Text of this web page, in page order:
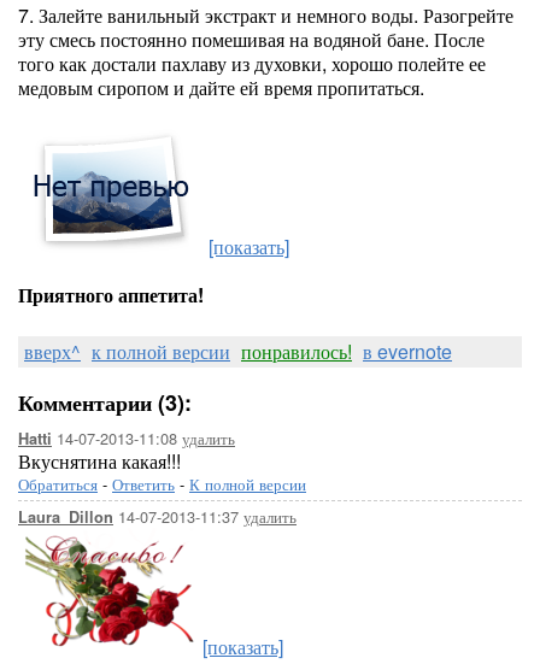
7. Залейте ванильный экстракт и немного воды. Разогрейте
эту смесь постоянно помешивая на водяной бане. После
того как достали пахлаву из духовки, хорошо полейте ее
медовым сиропом и дайте ей время пропитаться.
[показать]
Приятного аппетита!
вверх^ к полной версии понравилось! в evernote
Комментарии (3):
Hatti 14-07-2013-11:08 удалить
Вкуснятина какая!!!
Обратиться - Ответить - К полной версии
Laura_Dillon 14-07-2013-11:37 удалить
[показать]